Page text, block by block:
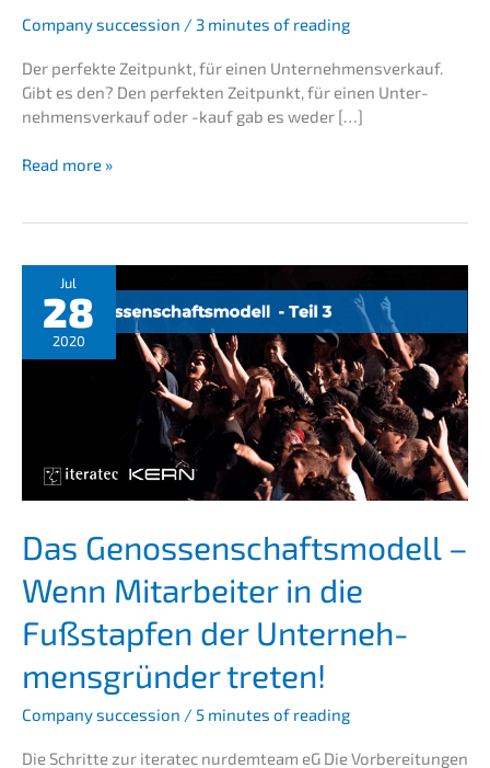
Compa­ny succes­si­on / 3 minutes of reading
Der perfek­te Zeitpunkt, für einen Unter­nehmens­verkauf.
Gibt es den? Den perfek­ten Zeitpunkt, für einen Unter­
nehmens­verkauf oder -kauf gab es weder […]
Corona,
Jetzt?
Teil
Read more »
Jul
28
2020
Das Genos­sen­schafts­mo­dell –
Wenn Mitar­bei­ter in die
Fußstap­fen der Unter­neh­
mens­grün­der treten!
Compa­ny succes­si­on / 5 minutes of reading
Die Schrit­te zur itera­tec nurdem­team eG Die Vorbe­rei­tun­gen